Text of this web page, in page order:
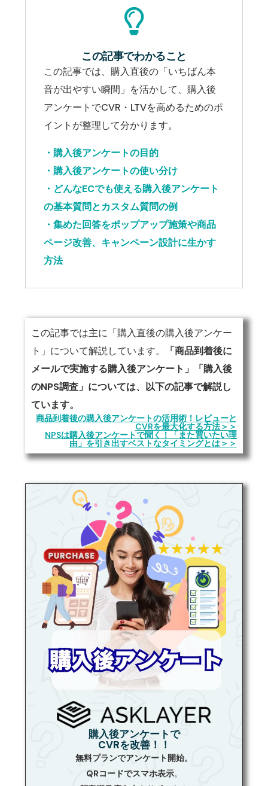
この記事でわかること
この記事では、購入直後の「いちばん本
音が出やすい瞬間」を活かして、購入後
アンケートでCVR・LTVを高めるためのポ
イントが整理して分かります。
・購入後アンケートの目的
・購入後アンケートの使い分け
・どんなECでも使える購入後アンケート
の基本質問とカスタム質問の例
・集めた回答をポップアップ施策や商品
ページ改善、キャンペーン設計に生かす
方法
この記事では主に「購入直後の購入後アンケー
ト」について解説しています。
「商品到着後に
メールで実施する購入後アンケート」「購入後
のNPS調査」については、以下の記事で解説し
ています。
商品到着後の購入後アンケートの活用術！レビューと
CVRを最大化する方法＞＞
NPSは購入後アンケートで聞く！「また買いたい理
由」を引き出すベストなタイミングとは＞＞
購入後アンケートで
CVRを改善！！
無料プランでアンケート開始。
QRコードでスマホ表示。